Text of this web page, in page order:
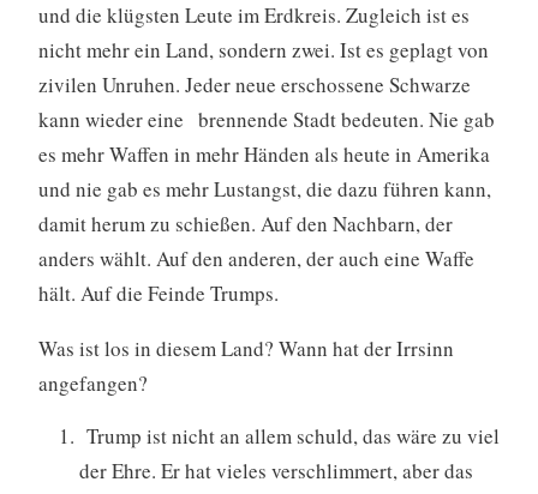
und die klügsten Leute im Erdkreis. Zugleich ist es
nicht mehr ein Land, sondern zwei. Ist es geplagt von
zivilen Unruhen. Jeder neue erschossene Schwarze
kann wieder eine brennende Stadt bedeuten. Nie gab
es mehr Waffen in mehr Händen als heute in Amerika
und nie gab es mehr Lustangst, die dazu führen kann,
damit herum zu schießen. Auf den Nachbarn, der
anders wählt. Auf den anderen, der auch eine Waffe
hält. Auf die Feinde Trumps.
Was ist los in diesem Land? Wann hat der Irrsinn
angefangen?
Trump ist nicht an allem schuld, das wäre zu viel
der Ehre. Er hat vieles verschlimmert, aber das